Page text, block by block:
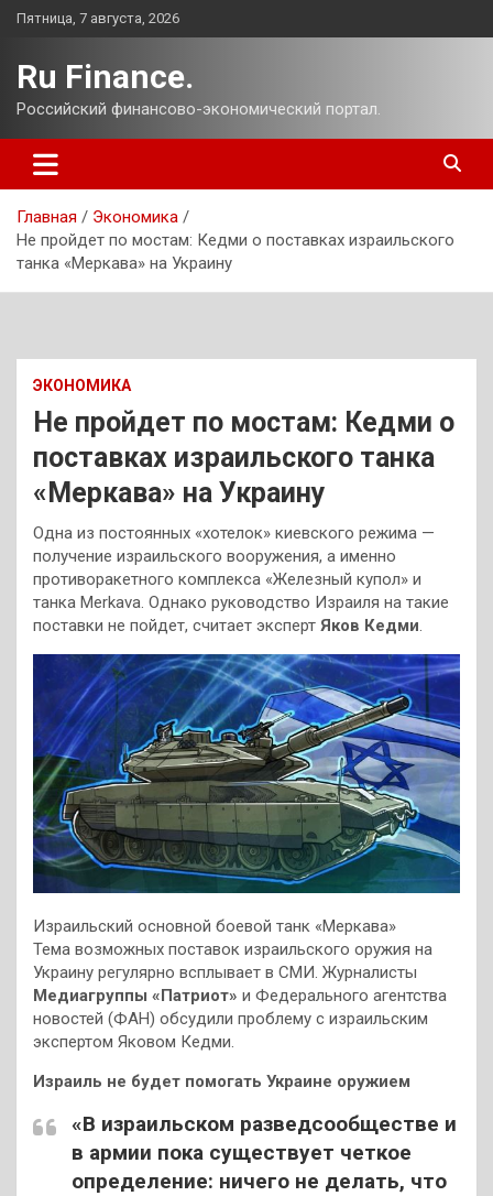
Перейти
Пятница, 7 августа, 2026
Ru Finance.
Российский финансово-экономический портал.
Главная
Экономика
Не пройдет по мостам: Кедми о поставках израильского
танка «Меркава» на Украину
ЭКОНОМИКА
Не пройдет по мостам: Кедми о
поставках израильского танка
«Меркава» на Украину
Одна из постоянных «хотелок» киевского режима —
получение израильского вооружения, а именно
противоракетного комплекса «Железный купол» и
танка Merkava. Однако руководство Израиля на такие
поставки не пойдет, считает эксперт Яков Кедми.
Израильский основной боевой танк «Меркава»
Тема возможных поставок израильского оружия на
Украину регулярно всплывает в СМИ. Журналисты
Медиагруппы «Патриот» и Федерального агентства
новостей (ФАН) обсудили проблему с израильским
экспертом Яковом Кедми.
Израиль не будет помогать Украине оружием
«В израильском разведсообществе и
в армии пока существует четкое
определение: ничего не делать, что